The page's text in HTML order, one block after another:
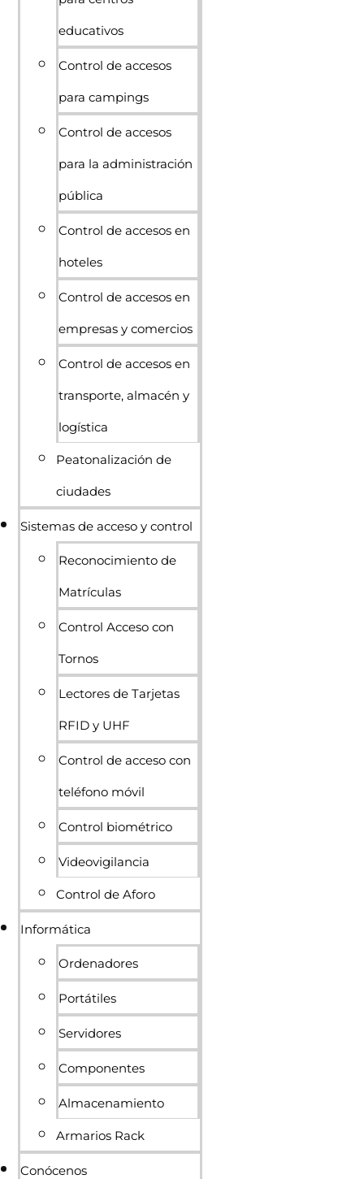
educativos
Control de accesos
para campings
Control de accesos
para la administración
pública
Control de accesos en
hoteles
Control de accesos en
empresas y comercios
Control de accesos en
transporte, almacén y
logística
Peatonalización de
ciudades
Sistemas de acceso y control
Reconocimiento de
Matrículas
Control Acceso con
Tornos
Lectores de Tarjetas
RFID y UHF
Control de acceso con
teléfono móvil
Control biométrico
Videovigilancia
Control de Aforo
Informática
Ordenadores
Portátiles
Servidores
Componentes
Almacenamiento
Armarios Rack
Conócenos